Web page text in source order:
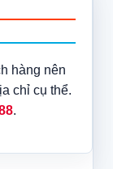
hàng nên
chỉ cụ thể.
.